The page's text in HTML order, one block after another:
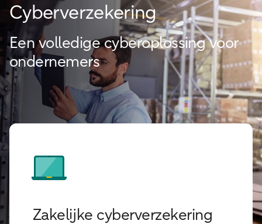
Cyber­verzekering
Een volledige cyberoplossing voor
ondernemers
Zakelijke cyberverzekering